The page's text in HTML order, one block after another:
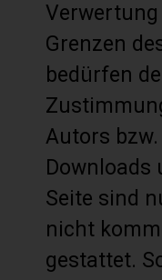
Grenzen
bedürfen
Autors
Downloads
Seite sind
nicht
gestattet.